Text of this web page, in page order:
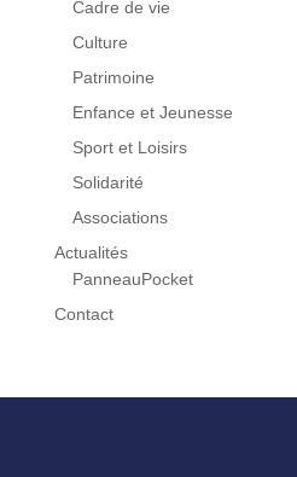
Cadre de vie
Culture
Patrimoine
Enfance et Jeunesse
Sport et Loisirs
Solidarité
Associations
Actualités
PanneauPocket
Contact